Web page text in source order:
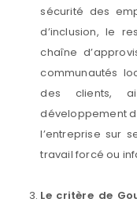
sécurité des
d’inclusion, le
chaîne
communautés
des clients,
développement
l’entreprise sur
travail forcé ou
Le critère de